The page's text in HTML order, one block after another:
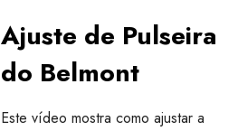
Ajuste de Pulseira
do Belmont
Este vídeo mostra como ajustar a